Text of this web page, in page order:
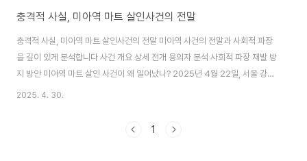
충격적 사실, 미아역 마트 살인사건의 전말
충격적 사실, 미아역 마트 살인사건의 전말 미아역 사건의 전말과 사회적 파장
을 깊이 있게 분석합니다 사건 개요 상세 전개 용의자 분석 사회적 파장 재발 방
지 방안 미아역 마트 살인 사건이 왜 일어났나? 2025년 4월 22일, 서울 강북
구 미아역 인근의 한 할인마트에서 충격적인 사건이 발생했습니다. 30대 남성
는 60대 여성과 40대 여성 직원을 공격해 60대 여성이 사망하고 40대 여성
2025. 4. 30.
1